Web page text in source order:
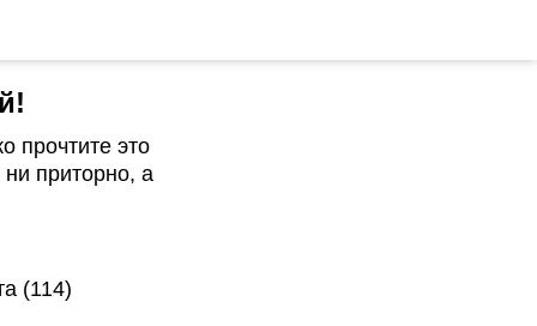
прочтите это
приторно, а
(114)